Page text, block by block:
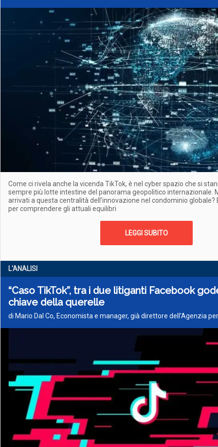
Come ci rivela anche la vicenda TikTok, è nel cyber spazio che si
sempre più lotte intestine del panorama geopolitico internazionale.
arrivati a questa centralità dell’innovazione nel condominio globale?
per comprendere gli attuali equilibri
LEGGI SUBITO
L'ANALISI
“Caso TikTok”, tra i due litiganti Facebook
chiave della querelle
di Mario Dal Co, Economista e manager, già direttore dell’Agenzia